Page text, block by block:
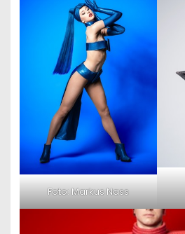
Foto: Markus Nass